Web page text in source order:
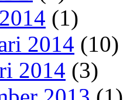
(1)
2014 (10)
2014 (3)